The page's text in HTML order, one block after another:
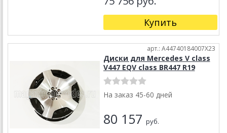
Купить
арт.: A44740184007X23
Диски для Mercedes V class
V447 EQV class BR447 R19
На заказ 45-60 дней
80 157 руб.